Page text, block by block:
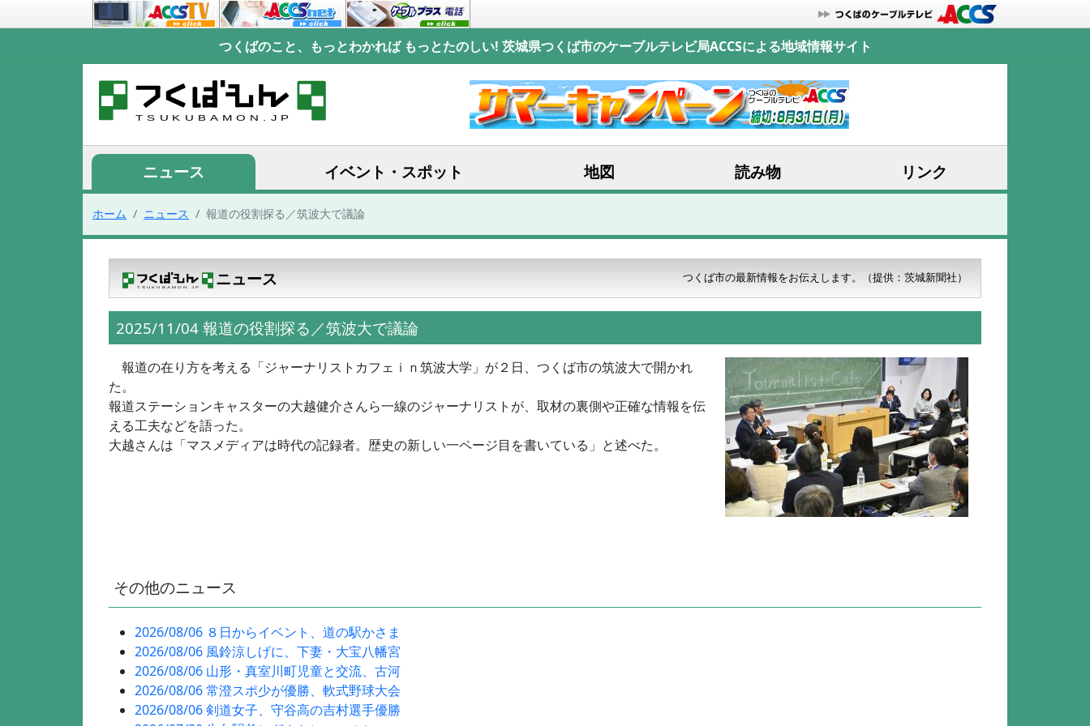
つくばのこと、もっとわかれば もっとたのしい! 茨城県つくば市のケーブルテレビ局ACCSによる地域情報サイト
ニュース イベント・スポット 地図 読み物 リンク
ホーム ニュース 報道の役割探る／筑波大で議論
ニュース つくば市の最新情報をお伝えします。 （提供：茨城新聞社）
2025/11/04 報道の役割探る／筑波大で議論
報道の在り方を考える「ジャーナリストカフェｉｎ筑波大学」が２日、つくば市の筑波大で開かれ
た。
報道ステーションキャスターの大越健介さんら一線のジャーナリストが、取材の裏側や正確な情報を伝
える工夫などを語った。
大越さんは「マスメディアは時代の記録者。歴史の新しい一ページ目を書いている」と述べた。
その他のニュース
2026/08/06 ８日からイベント、道の駅かさま
2026/08/06 風鈴涼しげに、下妻・大宝八幡宮
2026/08/06 山形・真室川町児童と交流、古河
2026/08/06 常澄スポ少が優勝、軟式野球大会
2026/08/06 剣道女子、守谷高の吉村選手優勝